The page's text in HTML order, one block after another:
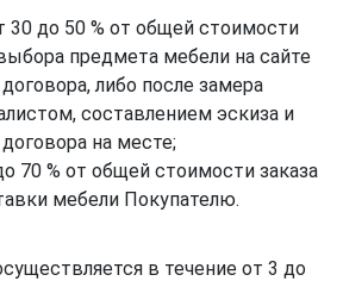
30 до 50 % от общей стоимости
предмета мебели на сайте
либо после замера
составлением эскиза и
на месте;
70 % от общей стоимости заказа
мебели Покупателю.
в течение от 3 до